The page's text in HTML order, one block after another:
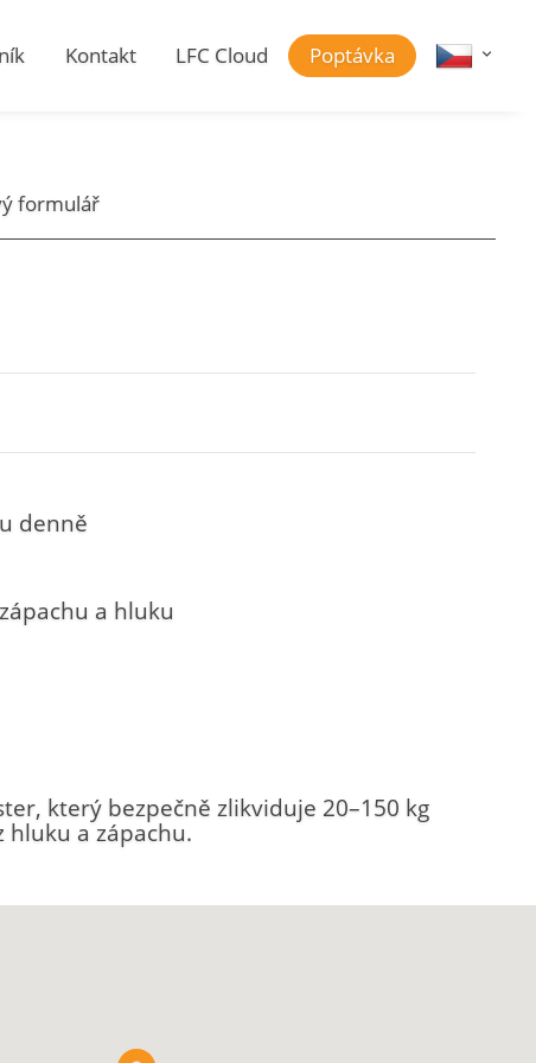
Kontakt LFC Cloud Poptávka
formulář
denně
a hluku
který bezpečně zlikviduje 20–150 kg
hluku a zápachu.